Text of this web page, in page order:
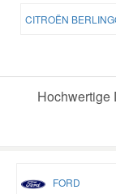
CITROËN
Hochwertige
FORD